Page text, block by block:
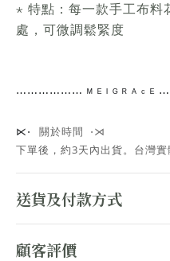
⋆ 特點：每一款手工布料
處，可微調鬆緊度
⋯⋯ ⋯⋯⋯⋯ ᴹ ᴱ ᴵ ᴳ ᴿ ᴬ ᶜ
⋉⋅ 關於時間 ⋅⋊
下單後，約3天內出貨。台灣實
送貨及付款方式
顧客評價